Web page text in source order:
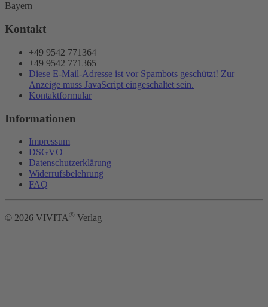
Bayern
Kontakt
+49 9542 771364
+49 9542 771365
Diese E-Mail-Adresse ist vor Spambots geschützt! Zur
Anzeige muss JavaScript eingeschaltet sein.
Kontaktformular
Informationen
Impressum
DSGVO
Datenschutzerklärung
Widerrufsbelehrung
FAQ
© 2026 VIVITA® Verlag